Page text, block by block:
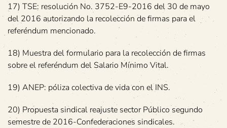
17) TSE: resolución No. 3752-E9-2016 del 30 de mayo
del 2016 autorizando la recolección de firmas para el
referéndum mencionado.
18) Muestra del formulario para la recolección de firmas
sobre el referéndum del Salario Mínimo Vital.
19) ANEP: póliza colectiva de vida con el INS.
20) Propuesta sindical reajuste sector Público segundo
semestre de 2016-Confederaciones sindicales.